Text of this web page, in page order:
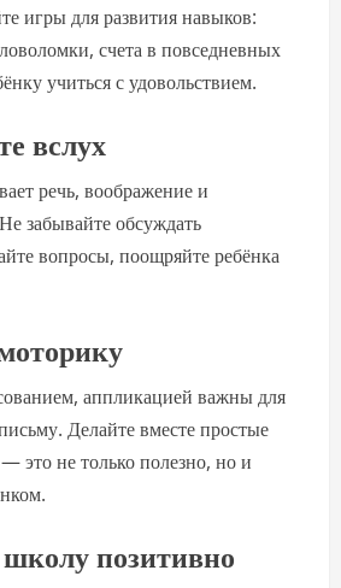
игры для развития навыков:
счета в повседневных
учиться с удовольствием.
вслух
речь, воображение и
забывайте обсуждать
вопросы, поощряйте ребёнка
аппликацией важны для
Делайте вместе простые
это не только полезно, но и
позитивно